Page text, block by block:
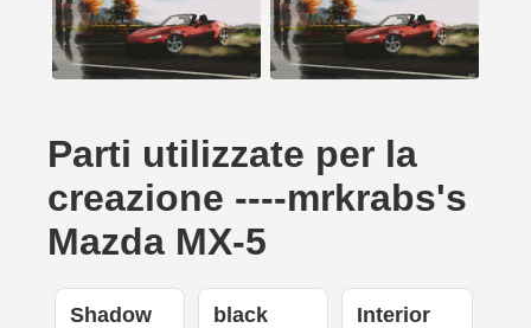
Parti utilizzate per la
creazione ----mrkrabs's
Mazda MX-5
Shadow black Interior